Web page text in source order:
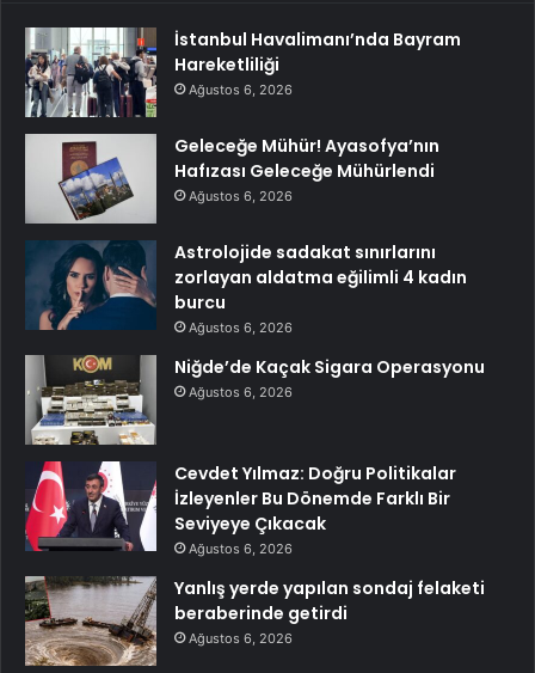
İstanbul Havalimanı’nda Bayram
Hareketliliği
Ağustos 6, 2026
Geleceğe Mühür! Ayasofya’nın
Hafızası Geleceğe Mühürlendi
Ağustos 6, 2026
Astrolojide sadakat sınırlarını
zorlayan aldatma eğilimli 4 kadın
burcu
Ağustos 6, 2026
Niğde’de Kaçak Sigara Operasyonu
Ağustos 6, 2026
Cevdet Yılmaz: Doğru Politikalar
İzleyenler Bu Dönemde Farklı Bir
Seviyeye Çıkacak
Ağustos 6, 2026
Yanlış yerde yapılan sondaj felaketi
beraberinde getirdi
Ağustos 6, 2026